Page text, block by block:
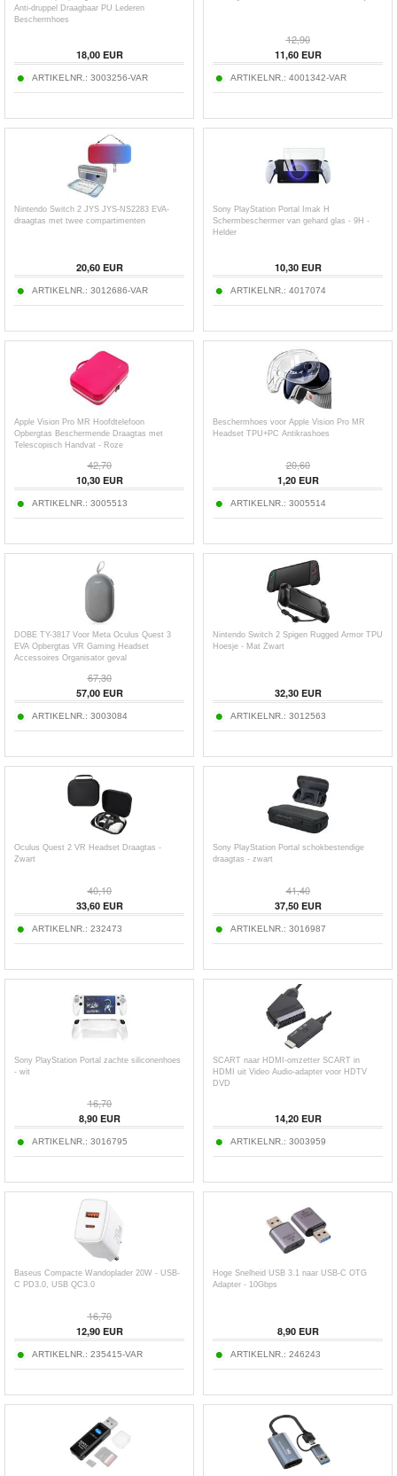
Anti-druppel Draagbaar PU Lederen
Beschermhoes
18,00EUR
ARTIKELNR.: 3003256-VAR
12,90
11,60EUR
ARTIKELNR.: 4001342-VAR
Nintendo Switch 2 JYS JYS-NS2283 EVA-
draagtas met twee compartimenten
20,60EUR
ARTIKELNR.: 3012686-VAR
Sony PlayStation Portal Imak H
Schermbeschermer van gehard glas - 9H -
Helder
10,30EUR
ARTIKELNR.: 4017074
Apple Vision Pro MR Hoofdtelefoon
Opbergtas Beschermende Draagtas met
Telescopisch Handvat - Roze
42,70
10,30EUR
ARTIKELNR.: 3005513
Beschermhoes voor Apple Vision Pro MR
Headset TPU+PC Antikrashoes
20,60
1,20EUR
ARTIKELNR.: 3005514
DOBE TY-3817 Voor Meta Oculus Quest 3
EVA Opbergtas VR Gaming Headset
Accessoires Organisator geval
67,30
57,00EUR
ARTIKELNR.: 3003084
Nintendo Switch 2 Spigen Rugged Armor TPU
Hoesje - Mat Zwart
32,30EUR
ARTIKELNR.: 3012563
Oculus Quest 2 VR Headset Draagtas -
Zwart
40,10
33,60EUR
ARTIKELNR.: 232473
Sony PlayStation Portal schokbestendige
draagtas - zwart
41,40
37,50EUR
ARTIKELNR.: 3016987
Sony PlayStation Portal zachte siliconenhoes
- wit
16,70
8,90EUR
ARTIKELNR.: 3016795
SCART naar HDMI-omzetter SCART in
HDMI uit Video Audio-adapter voor HDTV
DVD
14,20EUR
ARTIKELNR.: 3003959
Baseus Compacte Wandoplader 20W - USB-
C PD3.0, USB QC3.0
16,70
12,90EUR
ARTIKELNR.: 235415-VAR
Hoge Snelheid USB 3.1 naar USB-C OTG
Adapter - 10Gbps
8,90EUR
ARTIKELNR.: 246243